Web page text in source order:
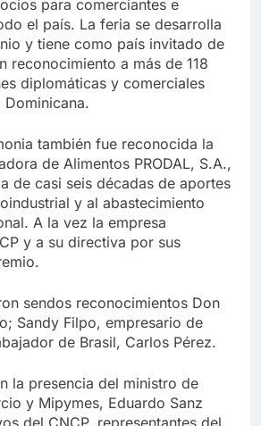
para comerciantes e
el país. La feria se desarrolla
y tiene como país invitado de
reconocimiento a más de 118
diplomáticas y comerciales
también fue reconocida la
de Alimentos PRODAL, S.A.,
de casi seis décadas de aportes
y al abastecimiento
A la vez la empresa
y a su directiva por sus
sendos reconocimientos Don
Sandy Filpo, empresario de
de Brasil, Carlos Pérez.
la presencia del ministro de
y Mipymes, Eduardo Sanz
del CNCP, representantes del